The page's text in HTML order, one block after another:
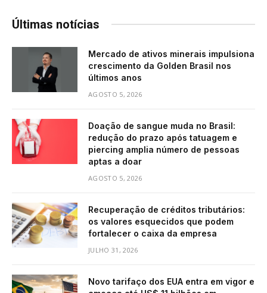
Últimas notícias
Mercado de ativos minerais impulsiona
crescimento da Golden Brasil nos
últimos anos
AGOSTO 5, 2026
Doação de sangue muda no Brasil:
redução do prazo após tatuagem e
piercing amplia número de pessoas
aptas a doar
AGOSTO 5, 2026
Recuperação de créditos tributários:
os valores esquecidos que podem
fortalecer o caixa da empresa
JULHO 31, 2026
Novo tarifaço dos EUA entra em vigor e